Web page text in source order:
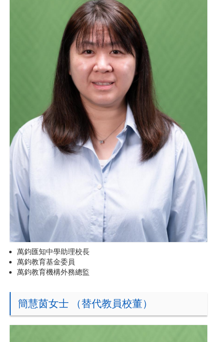
萬鈞匯知中學助理校長
萬鈞教育基金委員
萬鈞教育機構外務總監
簡慧茵女士 （替代教員校董）